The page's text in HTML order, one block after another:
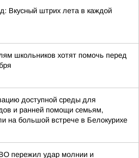
Вкусный штрих лета в каждой
школьников хотят помочь перед
доступной среды для
и ранней помощи семьям,
на большой встрече в Белокурихе
пережил удар молнии и